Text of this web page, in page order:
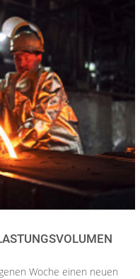
Woche einen neuen